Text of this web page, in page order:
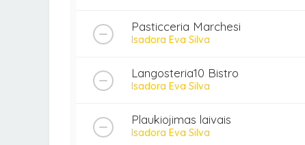
Pasticceria Marchesi
Isadora Eva Silva
Langosteria10 Bistro
Isadora Eva Silva
Plaukiojimas laivais
Isadora Eva Silva